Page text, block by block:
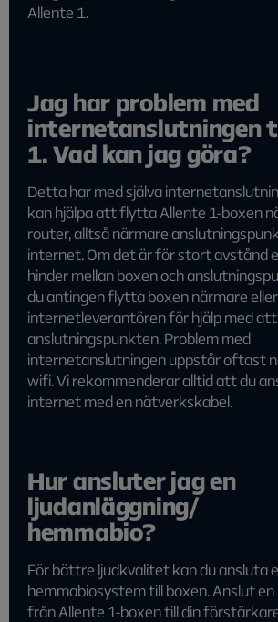
Allente 1.
Jag har problem med
internetanslutningen
1. Vad kan jag göra?
Detta har med själva
kan hjälpa att flytta Allente 1-boxen
router, alltså närmare
internet. Om det är för stort avstånd
hinder mellan boxen och
du antingen flytta boxen närmare
internetleverantören för hjälp med
anslutningspunkten. Problem med
internetanslutningen uppstår oftast
wifi. Vi rekommenderar alltid att du
internet med en nätverkskabel.
Hur ansluter jag en
ljudanläggning/
hemmabio?
För bättre ljudkvalitet kan du ansluta
hemmabiosystem till boxen. Anslut
från Allente 1-boxen till din